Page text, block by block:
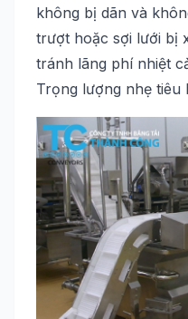
không bị dãn và
trượt hoặc sợi lưới bị
tránh lãng phí nhiệt
Trọng lượng nhẹ tiêu